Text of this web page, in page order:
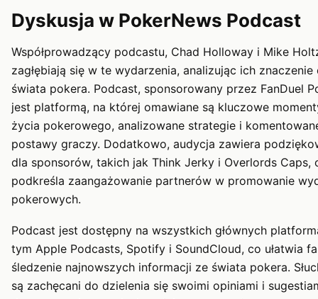
Dyskusja w PokerNews Podcast
Współprowadzący podcastu, Chad Holloway i Mike
zagłębiają się w te wydarzenia, analizując ich znaczenie
świata pokera. Podcast, sponsorowany przez FanDuel
jest platformą, na której omawiane są kluczowe
życia pokerowego, analizowane strategie i
postawy graczy. Dodatkowo, audycja zawiera
dla sponsorów, takich jak Think Jerky i Overlords Caps,
podkreśla zaangażowanie partnerów w promowanie
pokerowych.
Podcast jest dostępny na wszystkich głównych
tym Apple Podcasts, Spotify i SoundCloud, co ułatwia
śledzenie najnowszych informacji ze świata pokera.
są zachęcani do dzielenia się swoimi opiniami i